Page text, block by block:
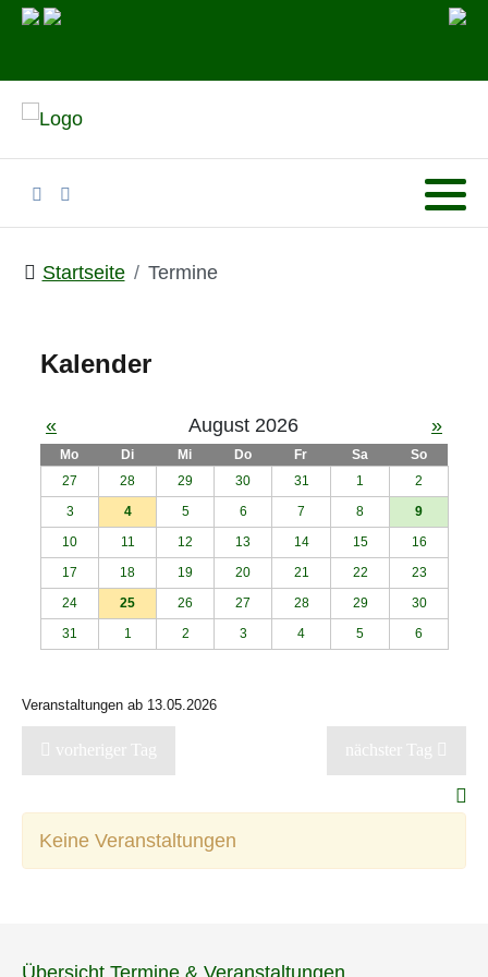
Startseite Termine
Kalender
« August 2026 »
Mo Di Mi Do Fr Sa
So
27
28 29 30 31 1
2
3
4 5 6 7 8
9
10
11 12 13 14 15
16
17
18 19 20 21 22
23
24
25 26 27 28 29
30
31
1 2 3 4 5 6
Veranstaltungen ab 13.05.2026
vorheriger Tag nächster Tag
Keine Veranstaltungen
Übersicht Termine & Veranstaltungen